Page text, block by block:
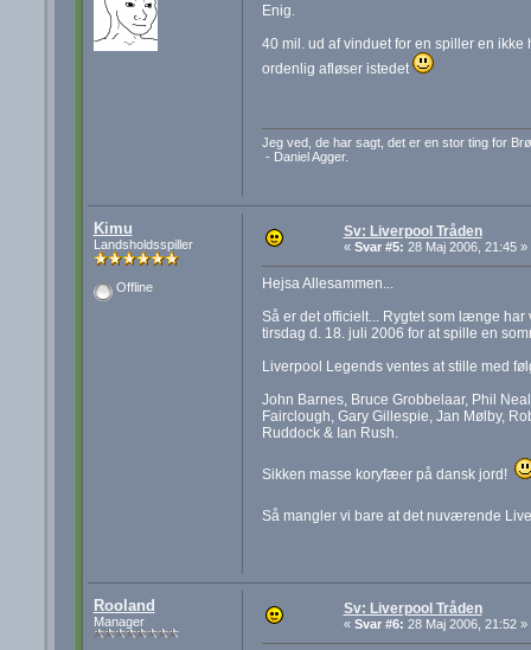
Enig.
40 mil. ud af vinduet for en spiller en
ordenlig afløser istedet
Jeg ved, de har sagt, det er en stor ting for
- Daniel Agger.
Kimu
Landsholdsspiller
Offline
Sv: Liverpool Tråden
« Svar #5: 28 Maj 2006, 21:45 »
Hejsa Allesammen...
Så er det officielt... Rygtet som længe
tirsdag d. 18. juli 2006 for at spille en
Liverpool Legends ventes at stille med
John Barnes, Bruce Grobbelaar, Phil
Fairclough, Gary Gillespie, Jan Mølby,
Ruddock & Ian Rush.
Sikken masse koryfæer på dansk jord!
Så mangler vi bare at det nuværende
Rooland
Manager
Sv: Liverpool Tråden
« Svar #6: 28 Maj 2006, 21:52 »